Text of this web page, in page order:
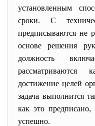
установленным
сроки. С
предписываются не
основе решения
должность
достижение целей
задача выполнится
как это предписано,
успешно.